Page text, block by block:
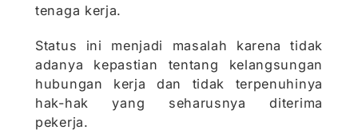
tenaga kerja.
Status ini menjadi masalah karena tidak
adanya kepastian tentang kelangsungan
hubungan kerja dan tidak terpenuhinya
hak-hak yang seharusnya diterima
pekerja.